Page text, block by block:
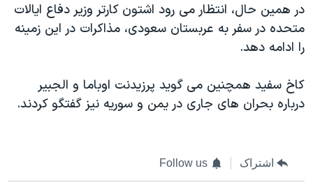
همایش محافظه‌کاران آمریکا «سی‌پک»
صفحه‌های ویژه
در همین حال، انتظار می رود اشتون کارتر وزیر دفاع ایالات
متحده در سفر به عربستان سعودی، مذاکرات در این زمینه
را ادامه دهد.
کاخ سفید همچنین می گوید پرزیدنت اوباما و الجبیر
درباره بحران های جاری در یمن و سوریه نیز گفتگو کردند.
اشتراک Follow us